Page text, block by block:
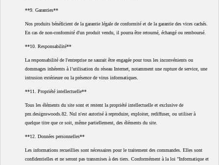
**9. Garanties**
Nos produits bénéficient de la garantie légale de conformité et de la garantie des vices cachés.
En cas de non-conformité d'un produit vendu, il pourra être retourné, échangé ou remboursé.
**10. Responsabilité**
La responsabilité de l'entreprise ne saurait être engagée pour tous les inconvénients ou
dommages inhérents à l’utilisation du réseau Internet, notamment une rupture de service, une
intrusion extérieure ou la présence de virus informatiques.
**11. Propriété intellectuelle**
Tous les éléments du site sont et restent la propriété intellectuelle et exclusive de
pm.designswoods.82. Nul n'est autorisé à reproduire, exploiter, rediffuser, ou utiliser à
quelque titre que ce soit, même partiellement, des éléments du site.
**12. Données personnelles**
Les informations recueillies sont nécessaires pour le traitement des commandes. Elles sont
confidentielles et ne seront pas transmises à des tiers. Conformément à la loi "Informatique et